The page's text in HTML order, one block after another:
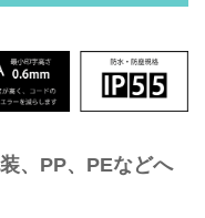
、PP、PEなどへ